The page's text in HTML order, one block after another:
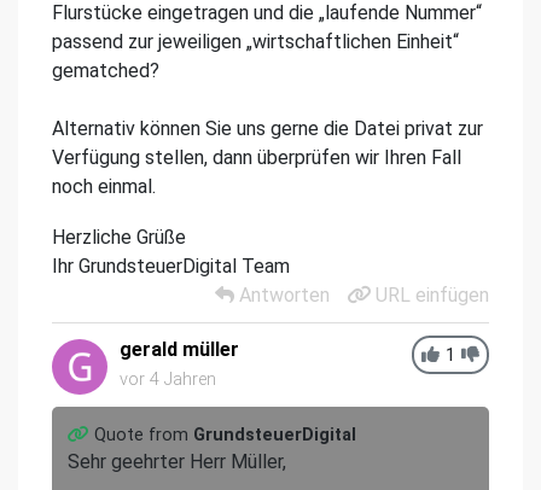
Flurstücke eingetragen und die „laufende Nummer“
passend zur jeweiligen „wirtschaftlichen Einheit“
gematched?
Alternativ können Sie uns gerne die Datei privat zur
Verfügung stellen, dann überprüfen wir Ihren Fall
noch einmal.
Herzliche Grüße
Ihr GrundsteuerDigital Team
Antworten
URL einfügen
1
gerald müller
vor 4 Jahren
Quote from GrundsteuerDigital
Sehr geehrter Herr Müller,